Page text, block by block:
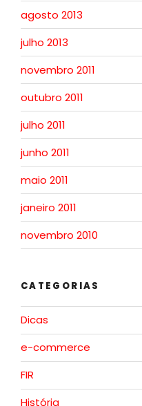
agosto 2013
julho 2013
novembro 2011
outubro 2011
julho 2011
junho 2011
maio 2011
janeiro 2011
novembro 2010
CATEGORIAS
Dicas
e-commerce
FIR
História